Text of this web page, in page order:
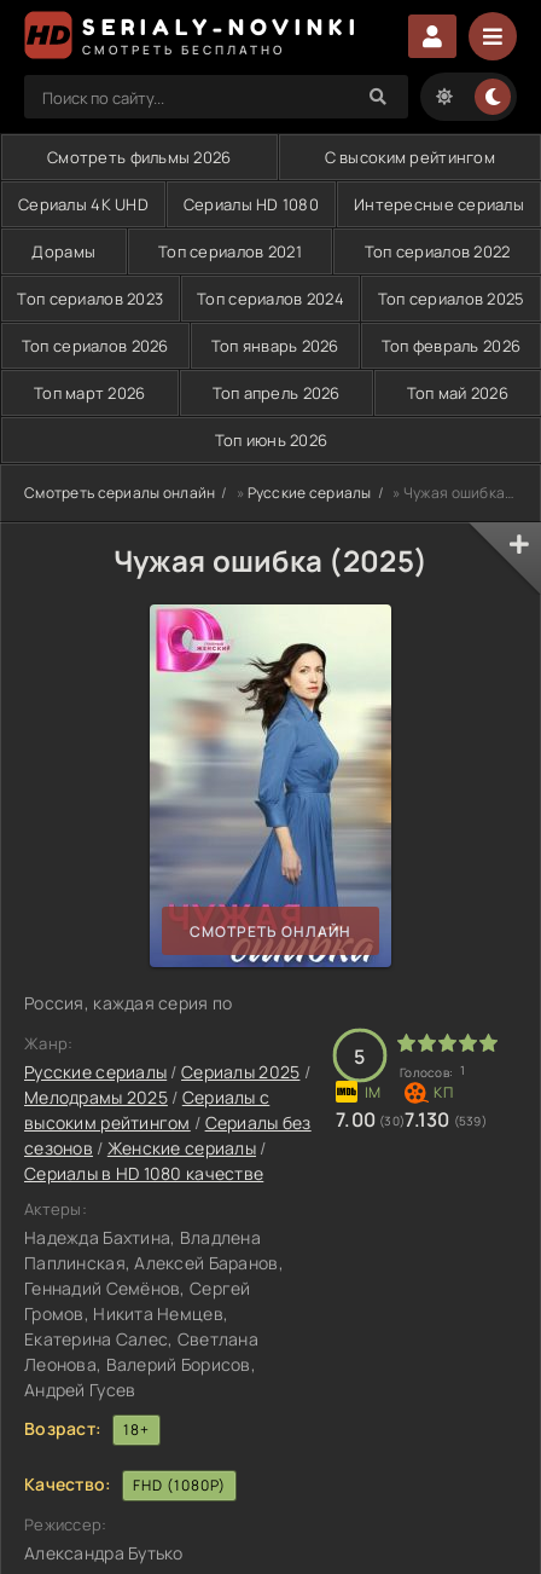
SERIALY-NOVINKI
СМОТРЕТЬ БЕСПЛАТНО
Смотреть фильмы 2026 С высоким рейтингом
Сериалы 4K UHD Сериалы HD 1080 Интересные сериалы
Дорамы Топ сериалов 2021 Топ сериалов 2022
Топ сериалов 2023 Топ сериалов 2024 Топ сериалов 2025
Топ сериалов 2026 Топ январь 2026 Топ февраль 2026
Топ март 2026 Топ апрель 2026 Топ май 2026
Топ июнь 2026
Смотреть сериалы онлайн » Русские сериалы » Чужая ошибка (2025)
Чужая ошибка (2025)
СМОТРЕТЬ ОНЛАЙН
Россия, каждая серия по
Жанр:
Русские сериалы /Сериалы 2025 /
Мелодрамы 2025/ Сериалы с
высоким рейтингом / Сериалы без
сезонов / Женские сериалы /
Сериалы в HD 1080 качестве
Актеры:
Надежда Бахтина, Владлена
Паплинская, Алексей Баранов,
Геннадий Семёнов, Сергей
Громов, Никита Немцев,
Екатерина Салес, Светлана
Леонова, Валерий Борисов,
Андрей Гусев
Возраст:
18+
5
Голосов: 1
7.00 (30)7.130 (539)
Качество: FHD (1080P)
Режиссер:
Александра Бутько